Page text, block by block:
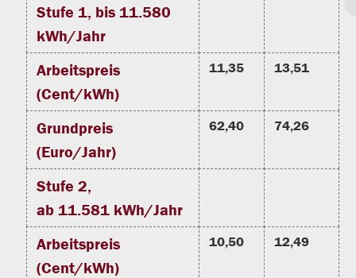
Stufe 1, bis 11.580
kWh/Jahr
Arbeitspreis
(Cent/kWh)
11,35 13,51
Grundpreis
(Euro/Jahr)
62,40 74,26
Stufe 2,
ab 11.581 kWh/Jahr
Arbeitspreis
(Cent/kWh)
10,50 12,49